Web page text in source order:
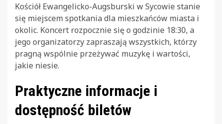
Kościół Ewangelicko-Augsburski w Sycowie stanie
się miejscem spotkania dla mieszkańców miasta i
okolic. Koncert rozpocznie się o godzinie 18:30, a
jego organizatorzy zapraszają wszystkich, którzy
pragną wspólnie przeżywać muzykę i wartości,
jakie niesie.
Praktyczne informacje i
dostępność biletów